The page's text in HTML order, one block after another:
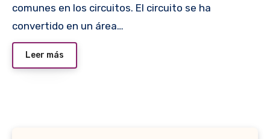
comunes en los circuitos. El circuito se ha
convertido en un área…
Leer más